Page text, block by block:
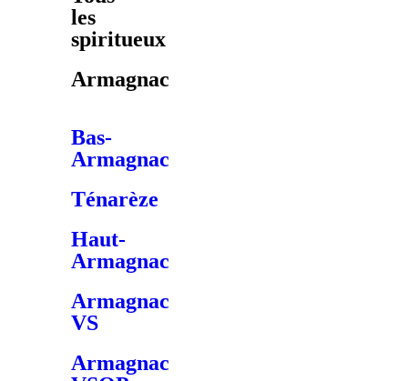
les
spiritueux
Armagnac
Bas-
Armagnac
Ténarèze
Haut-
Armagnac
Armagnac
VS
Armagnac